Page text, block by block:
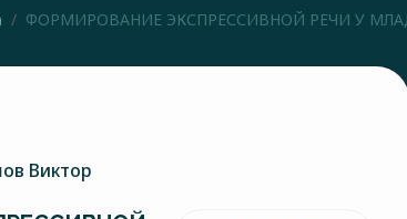
ФОРМИРОВАНИЕ ЭКСПРЕССИВНОЙ РЕЧИ У
Виктор